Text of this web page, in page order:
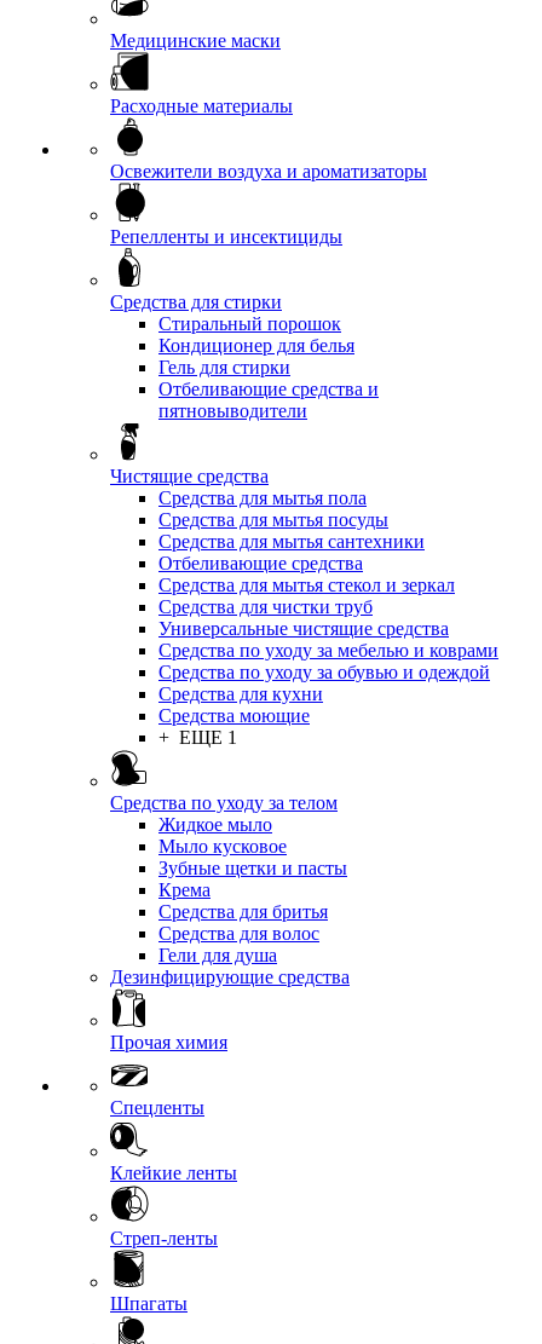
Медицинские маски
Расходные материалы
Освежители воздуха и ароматизаторы
Репелленты и инсектициды
Средства для стирки
Стиральный порошок
Кондиционер для белья
Гель для стирки
Отбеливающие средства и
пятновыводители
Чистящие средства
Средства для мытья пола
Средства для мытья посуды
Средства для мытья сантехники
Отбеливающие средства
Средства для мытья стекол и зеркал
Средства для чистки труб
Универсальные чистящие средства
Средства по уходу за мебелью и коврами
Средства по уходу за обувью и одеждой
Средства для кухни
Средства моющие
+ ЕЩЕ 1
Средства по уходу за телом
Жидкое мыло
Мыло кусковое
Зубные щетки и пасты
Крема
Средства для бритья
Средства для волос
Гели для душа
Дезинфицирующие средства
Прочая химия
Спецленты
Клейкие ленты
Стреп-ленты
Шпагаты